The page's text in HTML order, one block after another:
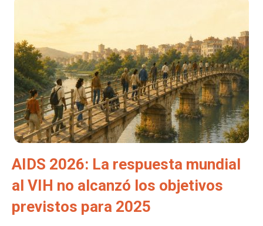
AIDS 2026: La respuesta mundial
al VIH no alcanzó los objetivos
previstos para 2025